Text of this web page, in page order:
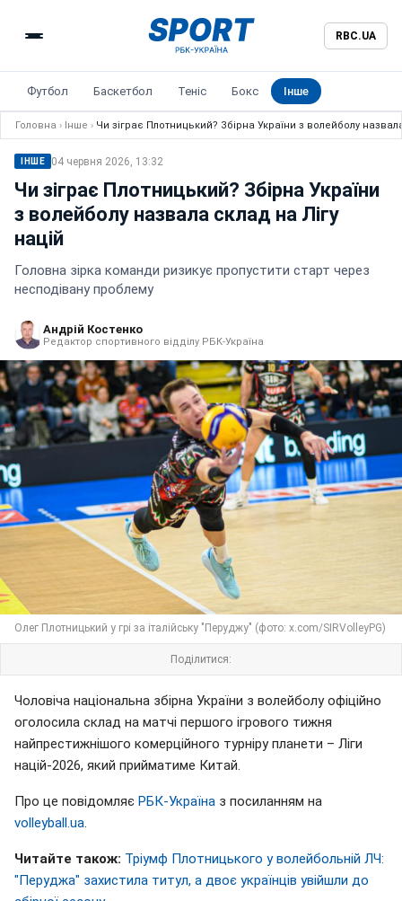
RBC.UA
Футбол Баскетбол Теніс Бокс Інше
Головна › Інше › Чи зіграє Плотницький? Збірна України з волейболу
ІНШЕ 04 червня 2026, 13:32
Чи зіграє Плотницький? Збірна України
з волейболу назвала склад на Лігу
націй
Головна зірка команди ризикує пропустити старт через
несподівану проблему
Андрій Костенко
Редактор спортивного відділу РБК-Україна
Олег Плотницький у грі за італійську "Перуджу" (фото: x.com/SIRVolleyPG)
Поділитися:
Чоловіча національна збірна України з волейболу офіційно
оголосила склад на матчі першого ігрового тижня
найпрестижнішого комерційного турніру планети – Ліги
націй-2026, який прийматиме Китай.
Про це повідомляє РБК-Україна з посиланням на
volleyball.ua
Читайте також: Тріумф Плотницького у волейбольній ЛЧ:
"Перуджа" захистила титул, а двоє українців увійшли до